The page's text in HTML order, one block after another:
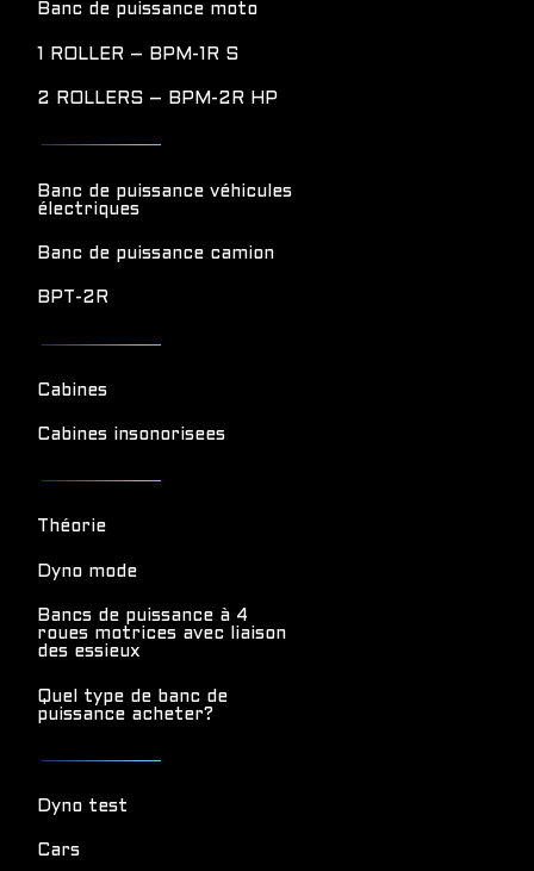
Banc de puissance moto
1 ROLLER – BPM-1R S
2 ROLLERS – BPM-2R HP
Banc de puissance véhicules
électriques
Banc de puissance camion
BPT-2R
Cabines
Cabines insonorisees
Théorie
Dyno mode
Bancs de puissance à 4
roues motrices avec liaison
des essieux
Quel type de banc de
puissance acheter?
Dyno test
Cars